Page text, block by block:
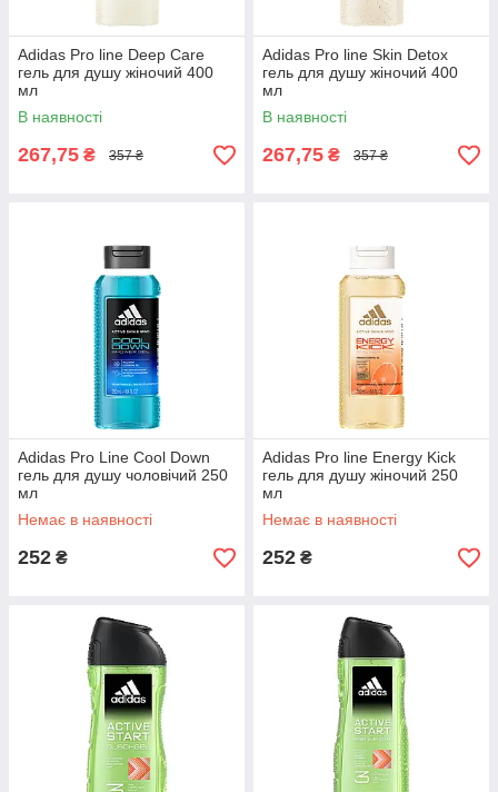
Adidas Pro line Deep Care
гель для душу жіночий 400
мл
В наявності
267,75 ₴ 357 ₴
Adidas Pro line Skin Detox
гель для душу жіночий 400
мл
В наявності
267,75 ₴ 357 ₴
Adidas Pro Line Cool Down
гель для душу чоловічий 250
мл
Немає в наявності
252 ₴
Adidas Pro line Energy Kick
гель для душу жіночий 250
мл
Немає в наявності
252 ₴